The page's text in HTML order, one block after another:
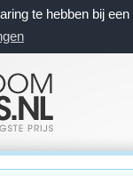
te hebben bij